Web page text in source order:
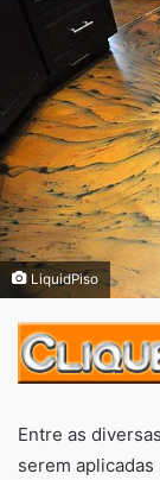
LiquidPiso
Entre as
serem aplicadas